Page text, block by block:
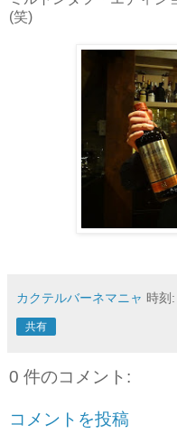
(笑)
カクテルバーネマニャ 時刻:
共有
0 件のコメント:
コメントを投稿